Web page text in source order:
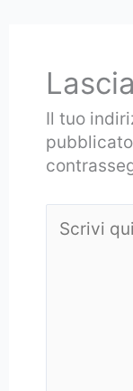
Il tuo
qui..